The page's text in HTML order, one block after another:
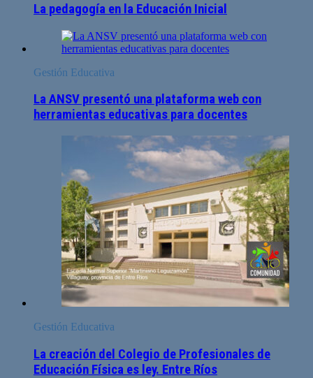
La pedagogía en la Educación Inicial
Gestión Educativa
La ANSV presentó una plataforma web con
herramientas educativas para docentes
Gestión Educativa
La creación del Colegio de Profesionales de
Educación Física es ley. Entre Ríos